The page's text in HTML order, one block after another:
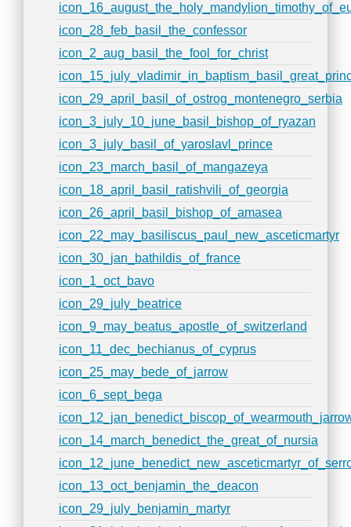
icon_28_feb_basil_the_confessor
icon_2_aug_basil_the_fool_for_christ
icon_29_april_basil_of_ostrog_montenegro_serbia
icon_3_july_10_june_basil_bishop_of_ryazan
icon_3_july_basil_of_yaroslavl_prince
icon_23_march_basil_of_mangazeya
icon_18_april_basil_ratishvili_of_georgia
icon_26_april_basil_bishop_of_amasea
icon_22_may_basiliscus_paul_new_asceticmartyr
icon_30_jan_bathildis_of_france
icon_1_oct_bavo
icon_29_july_beatrice
icon_9_may_beatus_apostle_of_switzerland
icon_11_dec_bechianus_of_cyprus
icon_25_may_bede_of_jarrow
icon_6_sept_bega
icon_14_march_benedict_the_great_of_nursia
icon_13_oct_benjamin_the_deacon
icon_29_july_benjamin_martyr